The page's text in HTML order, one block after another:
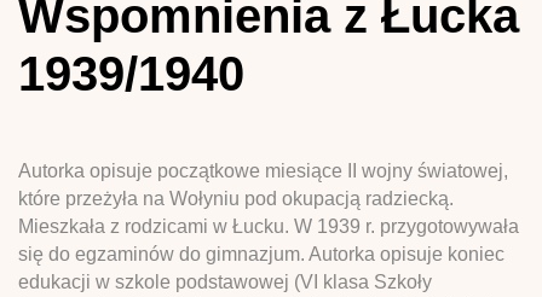
Wspomnienia z Łucka
1939/1940
Autorka opisuje początkowe miesiące II wojny światowej,
które przeżyła na Wołyniu pod okupacją radziecką.
Mieszkała z rodzicami w Łucku. W 1939 r. przygotowywała
się do egzaminów do gimnazjum. Autorka opisuje koniec
edukacji w szkole podstawowej (VI klasa Szkoły